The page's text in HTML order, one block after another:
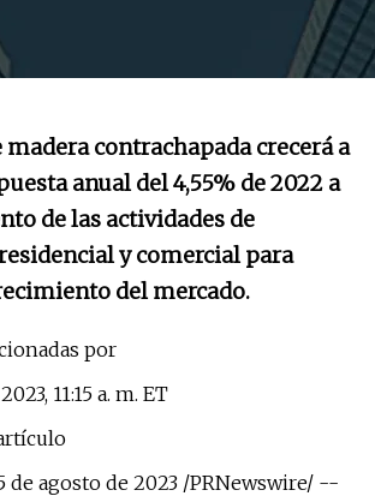
madera contrachapada crecerá a
anual del 4,55% de 2022 a
de las actividades de
y comercial para
del mercado.
por
11:15 a. m. ET
de agosto de 2023 /PRNewswire/ --